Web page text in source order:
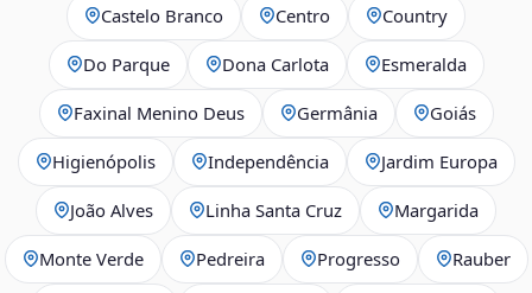
Castelo Branco Centro Country
Do Parque Dona Carlota Esmeralda
Faxinal Menino Deus Germânia Goiás
Higienópolis Independência Jardim Europa
João Alves Linha Santa Cruz Margarida
Monte Verde Pedreira Progresso Rauber